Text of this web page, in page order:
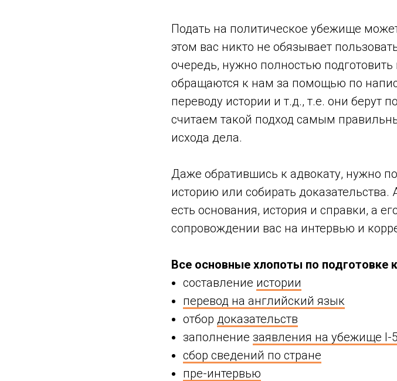
Подать на политическое убежище
этом вас никто не обязывает
очередь, нужно полностью
обращаются к нам за помощью по
переводу истории и т.д., т.е. они берут
считаем такой подход самым
исхода дела.
Даже обратившись к адвокату, нужно
историю или собирать доказательства.
есть основания, история и справки, а
сопровождении вас на интервью и
Все основные хлопоты по подготовке
составление истории
перевод на английский язык
отбор доказательств
заполнение заявления на убежище I-
сбор сведений по стране
пре-интервью